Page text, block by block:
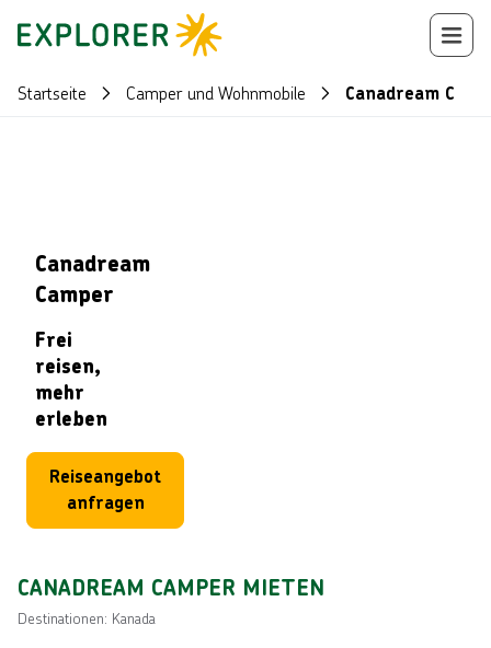
Startseite Camper und Wohnmobile Canadream
Canadream
Camper
Frei
reisen,
mehr
erleben
Reiseangebot
anfragen
CANADREAM CAMPER MIETEN
Destinationen: Kanada